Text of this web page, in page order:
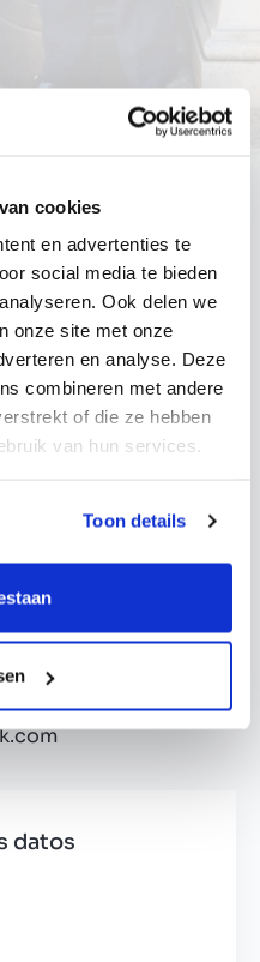
cookies
en advertenties te
social media te bieden
Ook delen we
onze site met onze
en analyse. Deze
combineren met andere
of die ze hebben
van hun services.
Toon details
datos